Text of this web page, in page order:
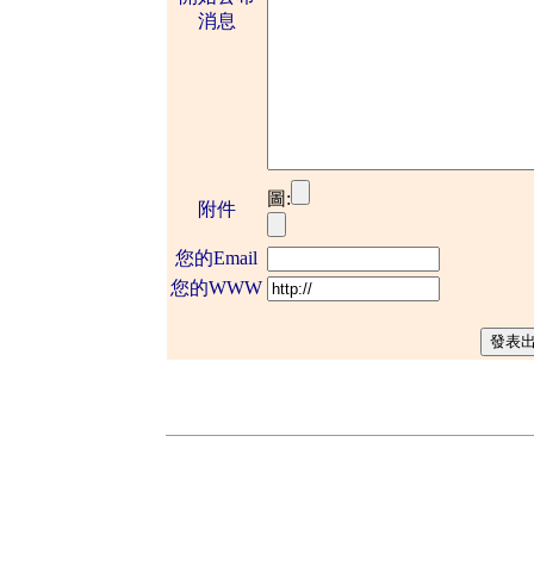
消息
附件
圖:
您的Email
您的WWW